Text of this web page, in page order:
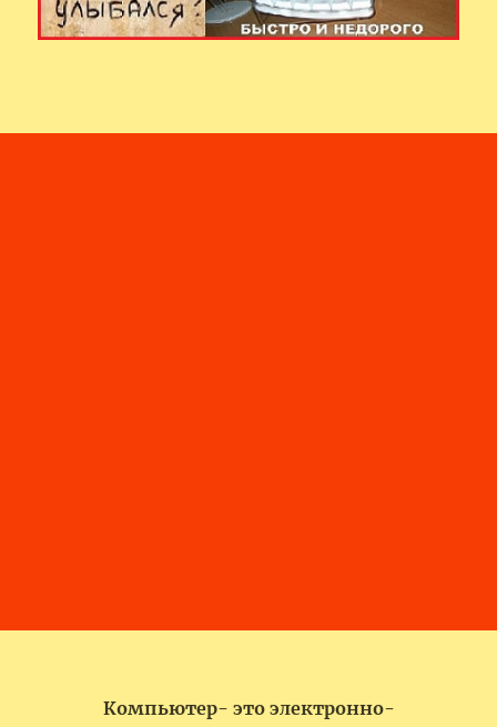
Компьютер- это электронно-